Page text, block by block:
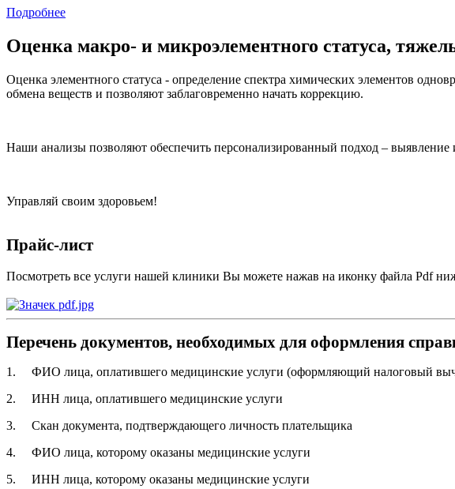
Подробнее
Оценка макро- и микроэлементного статуса,
Оценка элементного статуса - определение спектра химических элементов
обмена веществ и позволяют заблаговременно начать коррекцию.
Наши анализы позволяют обеспечить персонализированный подход –
Управляй своим здоровьем!
Прайс-лист
Посмотреть все услуги нашей клиники Вы можете нажав на иконку файла Pdf
Перечень документов, необходимых для оформления
1. ФИО лица, оплатившего медицинские услуги (оформляющий налоговый
2. ИНН лица, оплатившего медицинские услуги
3. Скан документа, подтверждающего личность плательщика
4. ФИО лица, которому оказаны медицинские услуги
5. ИНН лица, которому оказаны медицинские услуги